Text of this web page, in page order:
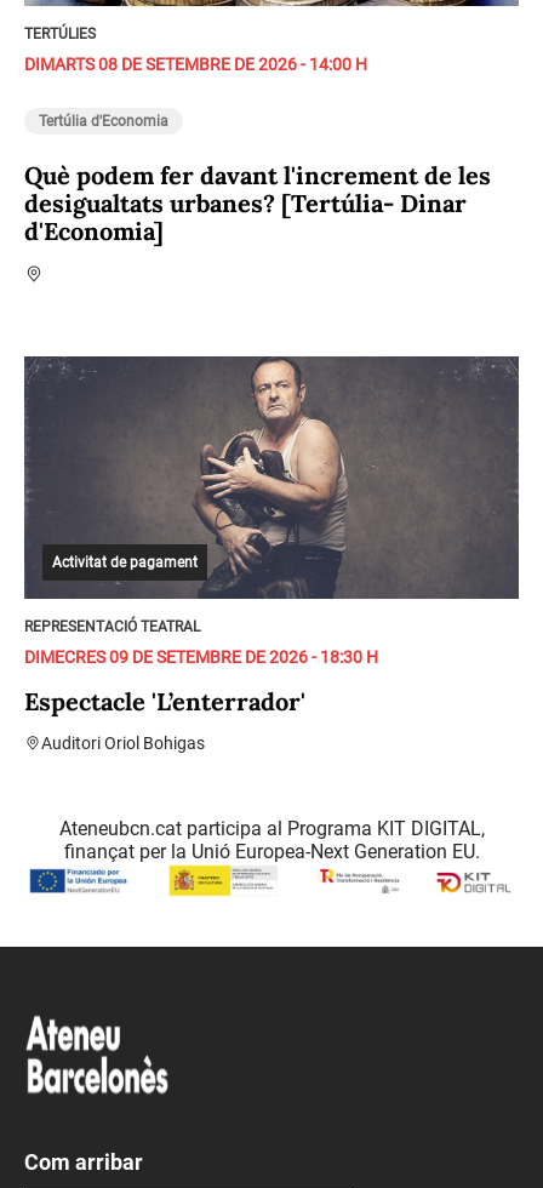
TERTÚLIES
DIMARTS 08 DE SETEMBRE DE 2026 - 14:00 H
Tertúlia d'Economia
Què podem fer davant l'increment de les
desigualtats urbanes? [Tertúlia- Dinar
d'Economia]
Activitat de pagament
REPRESENTACIÓ TEATRAL
DIMECRES 09 DE SETEMBRE DE 2026 - 18:30 H
Espectacle 'L’enterrador'
Auditori Oriol Bohigas
Ateneubcn.cat participa al Programa KIT DIGITAL,
finançat per la Unió Europea-Next Generation EU.
Com arribar